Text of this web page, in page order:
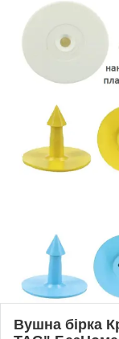
Вушна бірка